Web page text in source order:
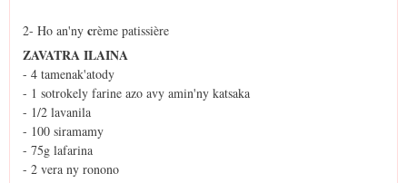
2- Ho an'ny crème patissière
ZAVATRA ILAINA
- 4 tamenak'atody
- 1 sotrokely farine azo avy amin'ny katsaka
- 1/2 lavanila
- 100 siramamy
- 75g lafarina
- 2 vera ny ronono